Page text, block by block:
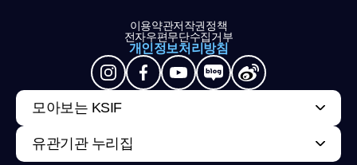
이용약관저작권정책
전자우편무단수집거부
개인정보처리방침
모아보는 KSIF
유관기관 누리집